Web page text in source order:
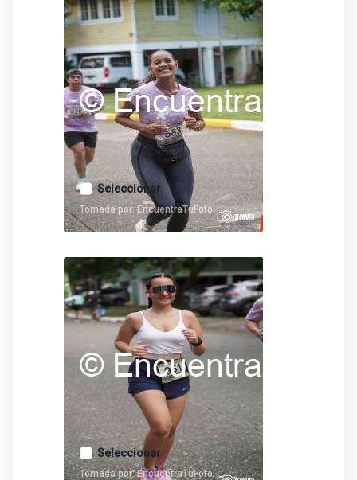
Seleccionar
Tomada por: EncuentraTuFoto
Seleccionar
Tomada por: EncuentraTuFoto